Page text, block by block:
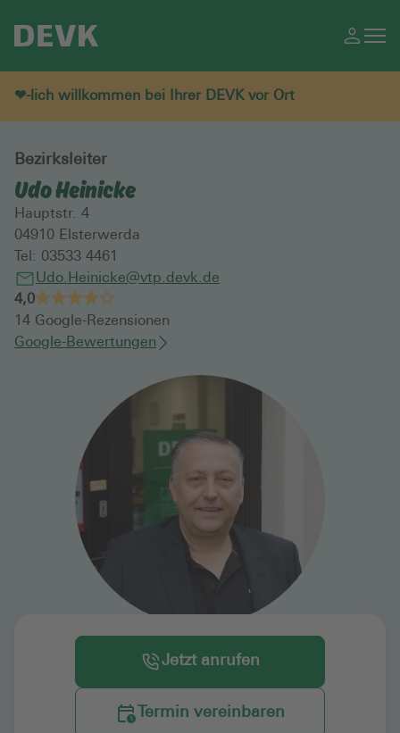
❤-lich willkommen bei Ihrer DEVK vor Ort
Bezirksleiter
Udo Heinicke
Hauptstr. 4
04910 Elsterwerda
Tel: 03533 4461
Udo.Heinicke@vtp.devk.de
4,0
14 Google-Rezensionen
Google-Bewertungen
Jetzt anrufen
Termin vereinbaren